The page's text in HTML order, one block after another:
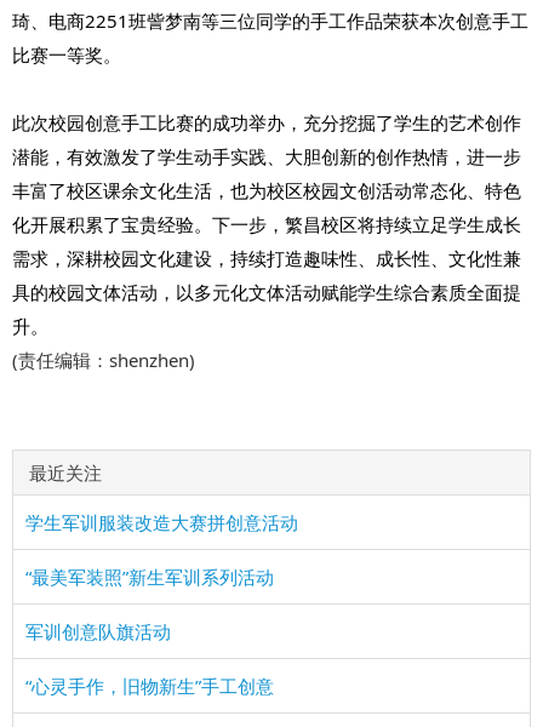
琦、电商2251班訾梦南等三位同学的手工作品荣获本次创意手工
比赛一等奖。
此次校园创意手工比赛的成功举办，充分挖掘了学生的艺术创作
潜能，有效激发了学生动手实践、大胆创新的创作热情，进一步
丰富了校区课余文化生活，也为校区校园文创活动常态化、特色
化开展积累了宝贵经验。下一步，繁昌校区将持续立足学生成长
需求，深耕校园文化建设，持续打造趣味性、成长性、文化性兼
具的校园文体活动，以多元化文体活动赋能学生综合素质全面提
升。
(责任编辑：shenzhen)
最近关注
学生军训服装改造大赛拼创意活动
“最美军装照”新生军训系列活动
军训创意队旗活动
“心灵手作，旧物新生”手工创意